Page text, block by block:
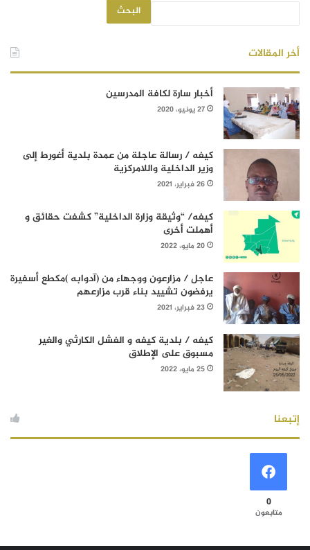
البحث
أخر المقالات
أخبار سارة لكافة المدرسين
27 يونيو، 2020
كيفه / رسالة عاجلة من عمدة بلدية أغورط إلى
وزير الداخلية واللامركزية
26 فبراير، 2021
كيفه/ “وثيقة وزارة الداخلية” كشفت حقائق و
أهملت أخرى
20 مايو، 2022
عاجل / مزارعون ووجهاء من (آدوابه )مكطع أسفيرة
يرفضون تشييد بناء قرب مزارعهم
23 فبراير، 2021
كيفه / بلدية كيفه و الفشل الكارثي والغير
مسبوق على الإطلاق
25 مايو، 2022
إتبعنا
0
متابعون